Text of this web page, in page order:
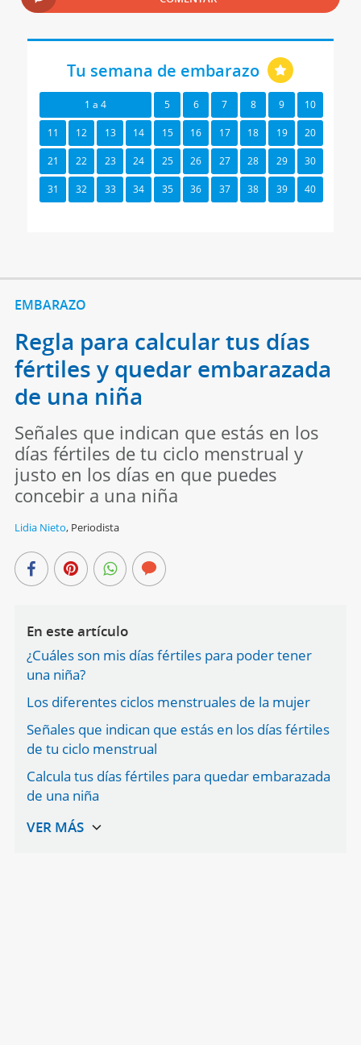
Tu semana de embarazo
1 a 4 5 6 7 8 9 10
11 12 13 14 15 16 17 18 19 20
21 22 23 24 25 26 27 28 29 30
31 32 33 34 35 36 37 38 39 40
EMBARAZO
Regla para calcular tus días
fértiles y quedar embarazada
de una niña
Señales que indican que estás en los
días fértiles de tu ciclo menstrual y
justo en los días en que puedes
concebir a una niña
Lidia Nieto, Periodista
En este artículo
¿Cuáles son mis días fértiles para poder tener
una niña?
Los diferentes ciclos menstruales de la mujer
Señales que indican que estás en los días fértiles
de tu ciclo menstrual
Calcula tus días fértiles para quedar embarazada
de una niña